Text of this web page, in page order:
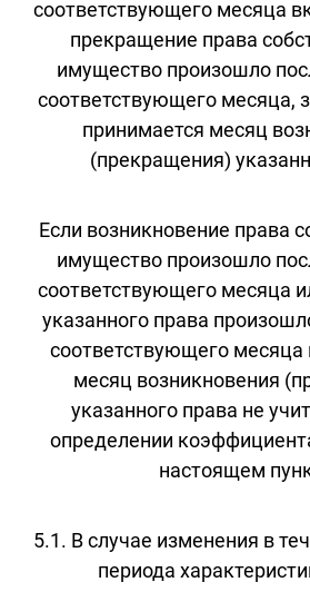
соответствующего месяца
прекращение права
имущество произошло
соответствующего месяца,
принимается месяц
(прекращения)
Если возникновение права
имущество произошло
соответствующего месяца
указанного права
соответствующего месяца
месяц возникновения
указанного права не
определении
настоящем
5.1. В случае изменения в
периода